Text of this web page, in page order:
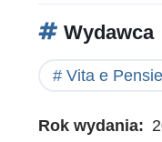
Wydawca
Vita e
Rok wydania